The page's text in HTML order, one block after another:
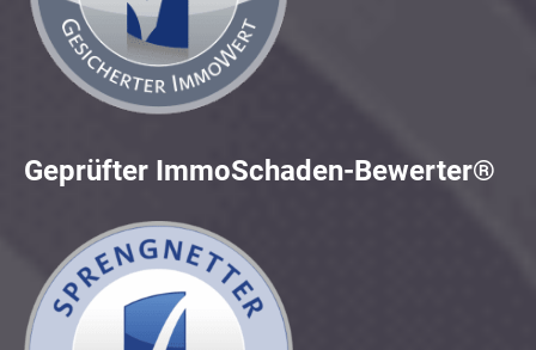
Geprüfter ImmoSchaden-Bewerter®